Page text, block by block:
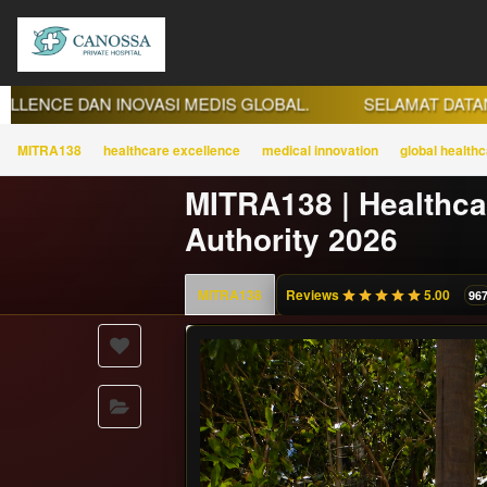
INOVASI MEDIS GLOBAL. SELAMAT DATANG DI
MITRA138 healthcare excellence medical innovation global
MITRA138 |
Authority 2026
MITRA138 Reviews 5.005.00
stars
967